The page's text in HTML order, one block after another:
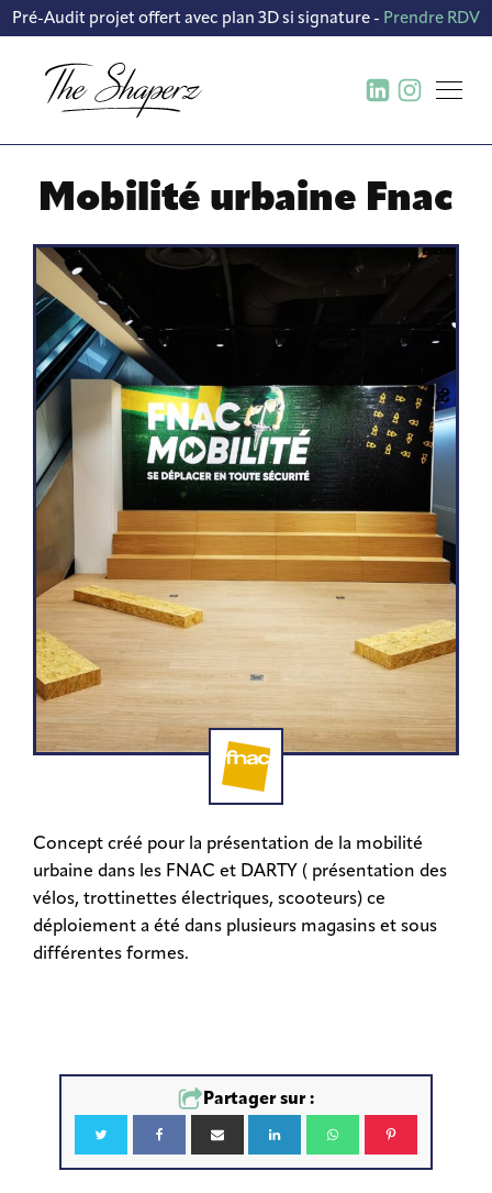
Pré-Audit projet offert avec plan 3D si signature - Prendre RDV
CRÉATION DE CONCEPT
DÉPLOIEMENT DE MOBILIER
CONTRACTANT GÉNÉRAL
TRAVAUX TOUS CORPS D’ÉTAT
Mobilité urbaine Fnac
Concept créé pour la présentation de la mobilité
urbaine dans les FNAC et DARTY ( présentation des
vélos, trottinettes électriques, scooteurs) ce
déploiement a été dans plusieurs magasins et sous
différentes formes.
Partager sur :